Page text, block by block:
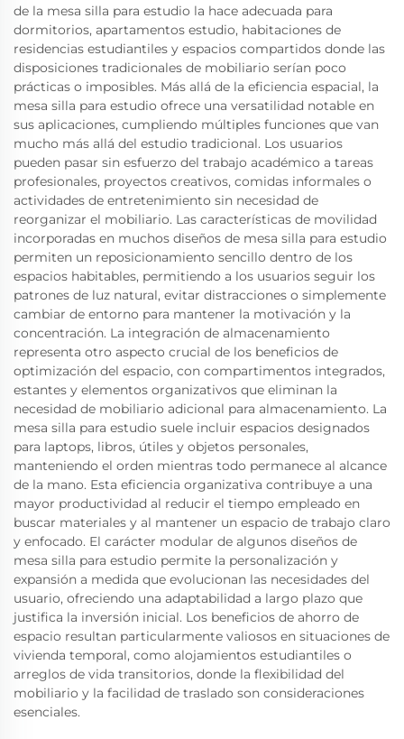
de la mesa silla para estudio la hace adecuada para
dormitorios, apartamentos estudio, habitaciones de
residencias estudiantiles y espacios compartidos donde las
disposiciones tradicionales de mobiliario serían poco
prácticas o imposibles. Más allá de la eficiencia espacial, la
mesa silla para estudio ofrece una versatilidad notable en
sus aplicaciones, cumpliendo múltiples funciones que van
mucho más allá del estudio tradicional. Los usuarios
pueden pasar sin esfuerzo del trabajo académico a tareas
profesionales, proyectos creativos, comidas informales o
actividades de entretenimiento sin necesidad de
reorganizar el mobiliario. Las características de movilidad
incorporadas en muchos diseños de mesa silla para estudio
permiten un reposicionamiento sencillo dentro de los
espacios habitables, permitiendo a los usuarios seguir los
patrones de luz natural, evitar distracciones o simplemente
cambiar de entorno para mantener la motivación y la
concentración. La integración de almacenamiento
representa otro aspecto crucial de los beneficios de
optimización del espacio, con compartimentos integrados,
estantes y elementos organizativos que eliminan la
necesidad de mobiliario adicional para almacenamiento. La
mesa silla para estudio suele incluir espacios designados
para laptops, libros, útiles y objetos personales,
manteniendo el orden mientras todo permanece al alcance
de la mano. Esta eficiencia organizativa contribuye a una
mayor productividad al reducir el tiempo empleado en
buscar materiales y al mantener un espacio de trabajo claro
y enfocado. El carácter modular de algunos diseños de
mesa silla para estudio permite la personalización y
expansión a medida que evolucionan las necesidades del
usuario, ofreciendo una adaptabilidad a largo plazo que
justifica la inversión inicial. Los beneficios de ahorro de
espacio resultan particularmente valiosos en situaciones de
vivienda temporal, como alojamientos estudiantiles o
arreglos de vida transitorios, donde la flexibilidad del
mobiliario y la facilidad de traslado son consideraciones
esenciales.